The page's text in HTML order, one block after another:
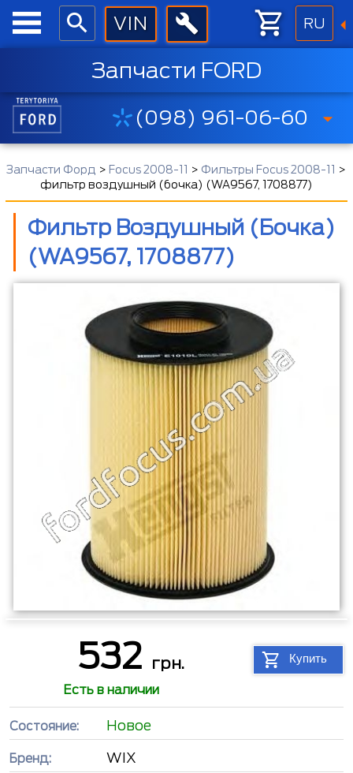
RU
Запчасти FORD
(098) 961-06-60
Запчасти Форд > Focus 2008-11 > Фильтры Focus 2008-11 >
фильтр воздушный (бочка) (WA9567, 1708877)
Фильтр Воздушный (бочка)
(WA9567, 1708877)
532 грн. Купить
Есть в наличии
Состояние: Новое
Бренд: WIX